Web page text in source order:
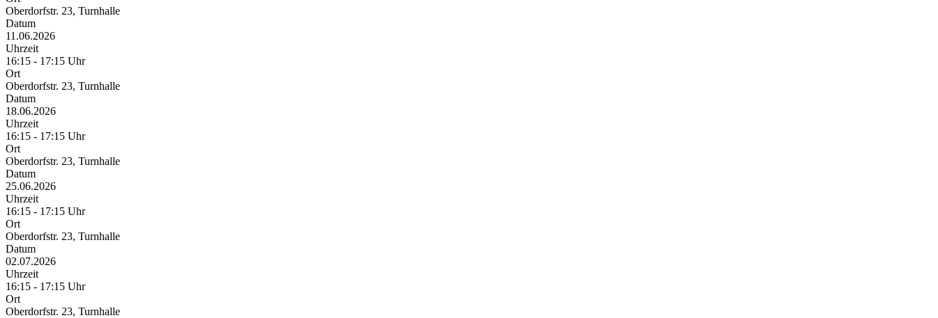
Oberdorfstr. 23, Turnhalle
Datum
11.06.2026
Uhrzeit
16:15 - 17:15 Uhr
Ort
Oberdorfstr. 23, Turnhalle
Datum
18.06.2026
Uhrzeit
16:15 - 17:15 Uhr
Ort
Oberdorfstr. 23, Turnhalle
Datum
25.06.2026
Uhrzeit
16:15 - 17:15 Uhr
Ort
Oberdorfstr. 23, Turnhalle
Datum
02.07.2026
Uhrzeit
16:15 - 17:15 Uhr
Ort
Oberdorfstr. 23, Turnhalle